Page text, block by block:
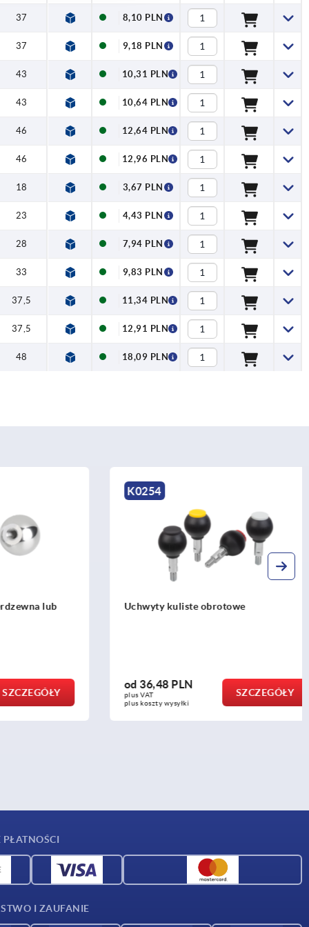
37 8,10 PLN
37 9,18 PLN
43 10,31 PLN
43 10,64 PLN
46 12,64 PLN
46 12,96 PLN
18 3,67 PLN
23 4,43 PLN
28 7,94 PLN
33 9,83 PLN
37,5 11,34 PLN
37,5 12,91 PLN
48 18,09 PLN
lub
K0254
Uchwyty kuliste obrotowe
36,48 PLN
plus VAT
plus koszty wysyłki
SZCZEGÓŁY
PŁATNOŚCI
I ZAUFANIE